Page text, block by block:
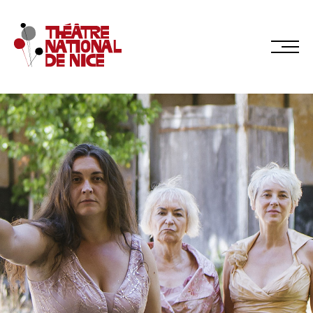
Réservez en ligne
Abonnez-vous en ligne
LE TNN
PRÉSENTATION
Muriel Mayette-Holtz